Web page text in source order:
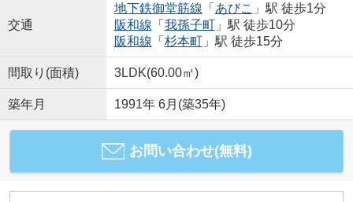
交通
地下鉄御堂筋線 「 あびこ 」駅 徒歩1分
阪和線 「 我孫子町」駅 徒歩10分
阪和線 「 杉本町」駅 徒歩15分
間取り(面積) 3LDK(60.00㎡)
築年月 1991年 6月(築35年)
お問い合わせ(無料)